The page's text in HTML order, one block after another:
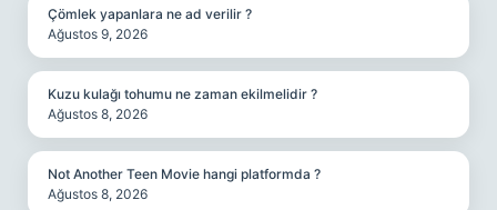
Çömlek yapanlara ne ad verilir ?
Ağustos 9, 2026
Kuzu kulağı tohumu ne zaman ekilmelidir ?
Ağustos 8, 2026
Not Another Teen Movie hangi platformda ?
Ağustos 8, 2026